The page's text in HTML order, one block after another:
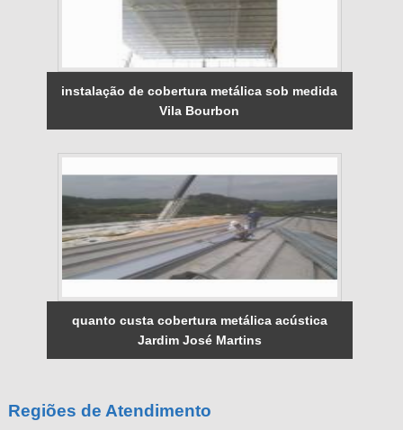
instalação de cobertura metálica sob medida
Vila Bourbon
quanto custa cobertura metálica acústica
Jardim José Martins
Regiões de Atendimento